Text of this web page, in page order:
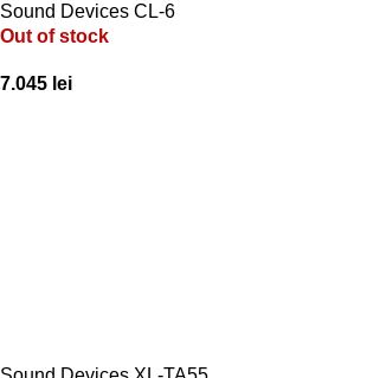
Sound Devices CL-6
Out of stock
7.045 lei